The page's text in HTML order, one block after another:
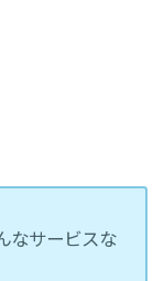
なサービスな